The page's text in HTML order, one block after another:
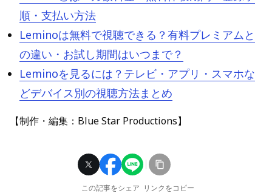
順・支払い方法
Leminoは無料で視聴できる？有料プレミアムと
の違い・お試し期間はいつまで？
Leminoを見るには？テレビ・アプリ・スマホな
どデバイス別の視聴方法まとめ
【制作・編集：Blue Star Productions】
この記事をシェア リンクをコピー